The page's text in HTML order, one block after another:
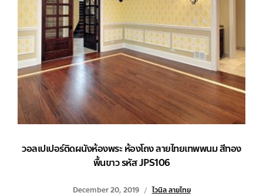
วอลเปเปอร์ติดผนังห้องพระ ห้องโถง ลายไทยเทพพนม สีทอง
พื้นขาว รหัส JPS106
December 20, 2019 ไวนิล ลายไทย